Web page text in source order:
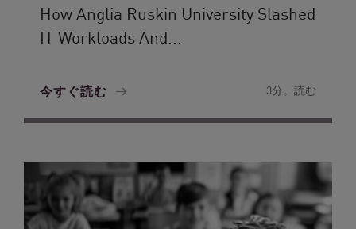
How Anglia Ruskin University Slashed
IT Workloads And...
今すぐ読む 3分。読む